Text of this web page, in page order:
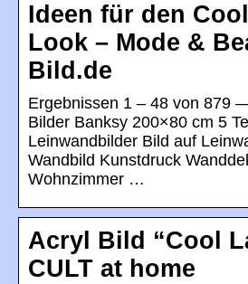
Ideen für den
Look – Mode &
Bild.de
Ergebnissen 1 – 48 von 879
Bilder Banksy 200×80 cm 5
Leinwandbilder Bild auf
Wandbild Kunstdruck
Wohnzimmer …
Acryl Bild “Cool
CULT at home